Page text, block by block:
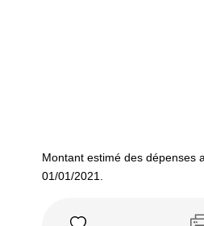
Montant estimé des dépenses
01/01/2021.